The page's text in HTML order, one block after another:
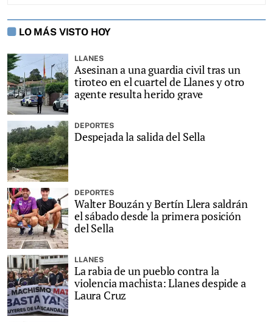
LO MÁS VISTO HOY
LLANES
Asesinan a una guardia civil tras un
tiroteo en el cuartel de Llanes y otro
agente resulta herido grave
DEPORTES
Despejada la salida del Sella
DEPORTES
Walter Bouzán y Bertín Llera saldrán
el sábado desde la primera posición
del Sella
LLANES
La rabia de un pueblo contra la
violencia machista: Llanes despide a
Laura Cruz